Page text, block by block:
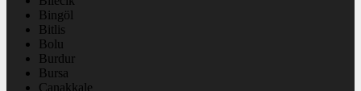
Bingöl
Bitlis
Bolu
Burdur
Bursa
Çanakkale